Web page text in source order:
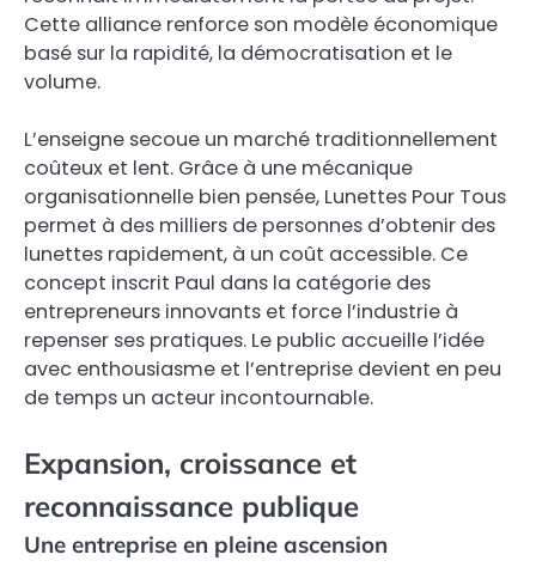
Cette alliance renforce son modèle économique
basé sur la rapidité, la démocratisation et le
volume.
L’enseigne secoue un marché traditionnellement
coûteux et lent. Grâce à une mécanique
organisationnelle bien pensée, Lunettes Pour Tous
permet à des milliers de personnes d’obtenir des
lunettes rapidement, à un coût accessible. Ce
concept inscrit Paul dans la catégorie des
entrepreneurs innovants et force l’industrie à
repenser ses pratiques. Le public accueille l’idée
avec enthousiasme et l’entreprise devient en peu
de temps un acteur incontournable.
Expansion, croissance et
reconnaissance publique
Une entreprise en pleine ascension